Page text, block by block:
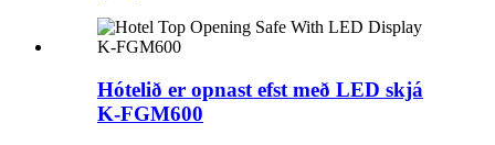
Hótelið er opnast efst með LED skjá
K-FGM600